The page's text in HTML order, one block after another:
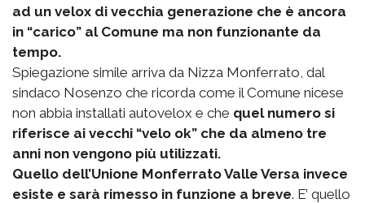
ad un velox di vecchia generazione che è ancora
in “carico” al Comune ma non funzionante da
tempo.
Spiegazione simile arriva da Nizza Monferrato, dal
sindaco Nosenzo che ricorda come il Comune nicese
non abbia installati autovelox e che quel numero si
riferisce ai vecchi “velo ok” che da almeno tre
anni non vengono più utilizzati.
Quello dell’Unione Monferrato Valle Versa invece
esiste e sarà rimesso in funzione a breve. E’ quello